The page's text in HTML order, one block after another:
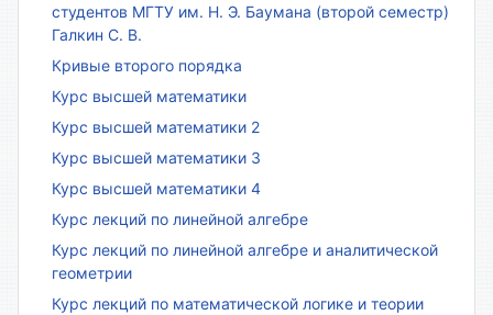
студентов МГТУ им. Н. Э. Баумана (второй семестр)
Галкин С. В.
Кривые второго порядка
Курс высшей математики
Курс высшей математики 2
Курс высшей математики 3
Курс высшей математики 4
Курс лекций по линейной алгебре
Курс лекций по линейной алгебре и аналитической
геометрии
Курс лекций по математической логике и теории